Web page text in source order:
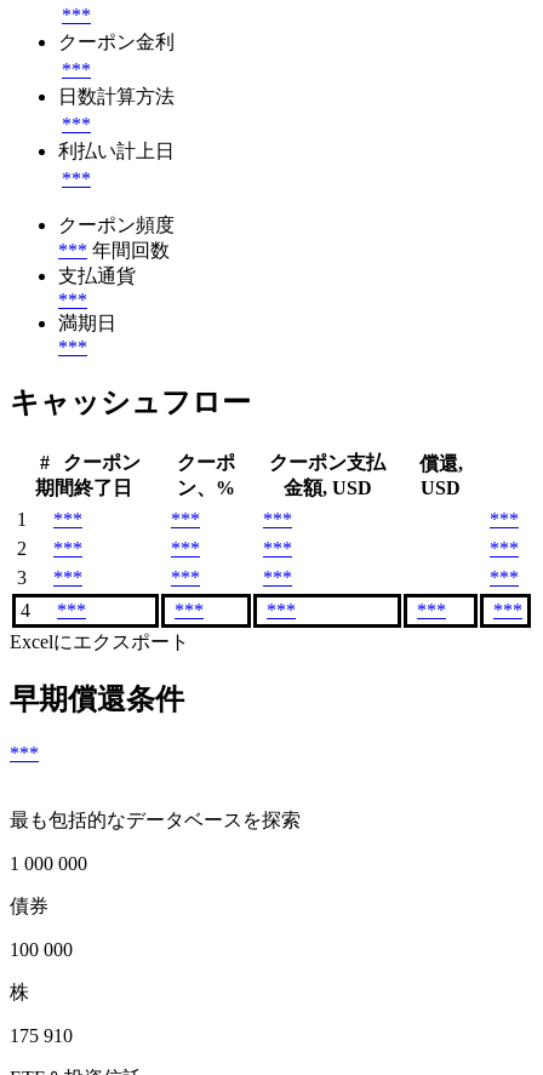
***
クーポン金利
***
日数計算方法
***
利払い計上日
***
クーポン頻度
*** 年間回数
支払通貨
***
満期日
***
キャッシュフロー
#
クーポン
期間終了日
クーポ
ン、%
クーポン支払
金額, USD
償還,
USD
1
*** *** ***
***
2
*** *** ***
***
3
*** *** ***
***
4
*** *** *** ***
***
Excelにエクスポート
早期償還条件
***
最も包括的なデータベースを探索
1 000 000
債券
100 000
株
175 910